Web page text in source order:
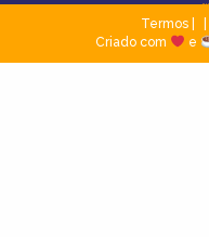
Termos
Criado com
e